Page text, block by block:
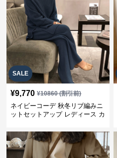
SALE
¥9,770 ¥10860(割引前)
ネイビーコーデ 秋冬リブ編みニ
ットセットアップ レディース カ